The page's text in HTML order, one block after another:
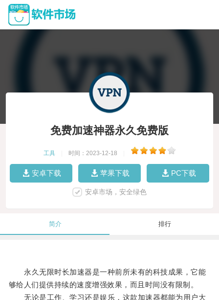
免费加速神器永久免费版
工具 时间：2023-12-18
安卓下载 苹果下载 PC下载
安卓市场，安全绿色
简介 排行
永久无限时长加速器是一种前所未有的科技成果，它能
够给人们提供持续的速度增强效果，而且时间没有限制。
无论是工作、学习还是娱乐，这款加速器都能为用户大